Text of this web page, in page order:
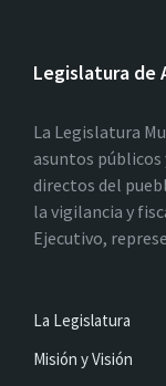
Legislatura de
La Legislatura
asuntos
directos del
la vigilancia y
Ejecutivo,
La Legislatura
Misión y Visión